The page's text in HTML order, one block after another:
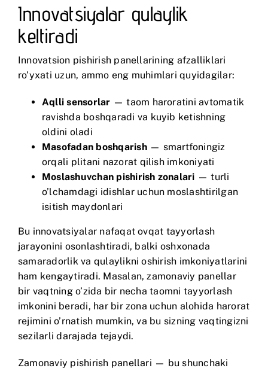
Innovatsiyalar qulaylik
keltiradi
Innovatsion pishirish panellarining afzalliklari
ro’yxati uzun, ammo eng muhimlari quyidagilar:
Aqlli sensorlar — taom haroratini avtomatik
ravishda boshqaradi va kuyib ketishning
oldini oladi
Masofadan boshqarish— smartfoningiz
orqali plitani nazorat qilish imkoniyati
Moslashuvchan pishirish zonalari — turli
o’lchamdagi idishlar uchun moslashtirilgan
isitish maydonlari
Bu innovatsiyalar nafaqat ovqat tayyorlash
jarayonini osonlashtiradi, balki oshxonada
samaradorlik va qulaylikni oshirish imkoniyatlarini
ham kengaytiradi. Masalan, zamonaviy panellar
bir vaqtning o’zida bir necha taomni tayyorlash
imkonini beradi, har bir zona uchun alohida harorat
rejimini o’rnatish mumkin, va bu sizning vaqtingizni
sezilarli darajada tejaydi.
Zamonaviy pishirish panellari — bu shunchaki